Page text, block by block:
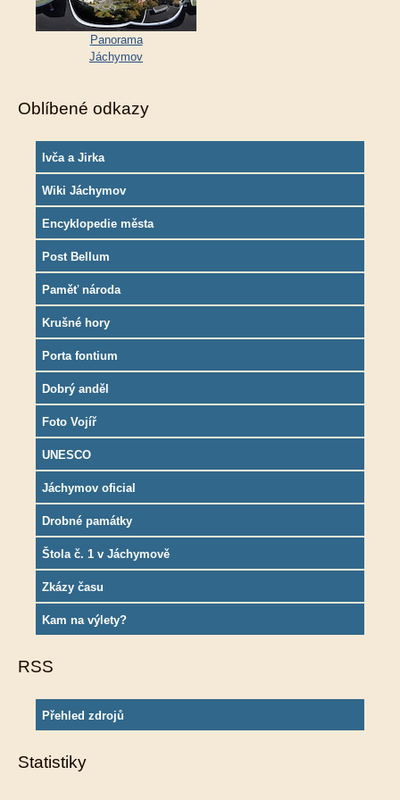
Panorama
Jáchymov
Oblíbené odkazy
Ivča a Jirka
Wiki Jáchymov
Encyklopedie města
Post Bellum
Paměť národa
Krušné hory
Porta fontium
Dobrý anděl
Foto Vojíř
UNESCO
Jáchymov oficial
Drobné památky
Štola č. 1 v Jáchymově
Zkázy času
Kam na výlety?
RSS
Přehled zdrojů
Statistiky